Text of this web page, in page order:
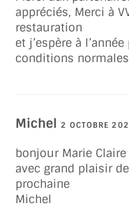
appréciés, Merci à
restauration
et j’espère à
conditions normales
Michel2 OCTOBRE
bonjour Marie Claire
avec grand plaisir
prochaine
Michel